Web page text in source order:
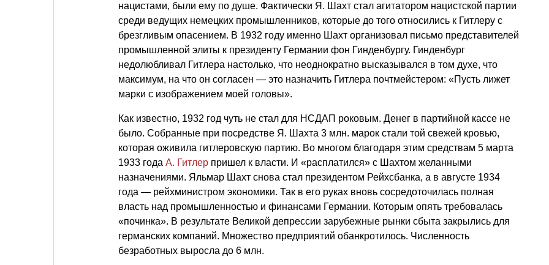
нацистами, были ему по душе. Фактически Я. Шахт стал агитатором нацистской партии
среди ведущих немецких промышленников, которые до того относились к Гитлеру с
брезгливым опасением. В 1932 году именно Шахт организовал письмо представителей
промышленной элиты к президенту Германии фон Гинденбургу. Гинденбург
недолюбливал Гитлера настолько, что неоднократно высказывался в том духе, что
максимум, на что он согласен — это назначить Гитлера почтмейстером: «Пусть лижет
марки с изображением моей головы».
Как известно, 1932 год чуть не стал для НСДАП роковым. Денег в партийной кассе не
было. Собранные при посредстве Я. Шахта 3 млн. марок стали той свежей кровью,
которая оживила гитлеровскую партию. Во многом благодаря этим средствам 5 марта
1933 года А. Гитлер пришел к власти. И «расплатился» с Шахтом желанными
назначениями. Яльмар Шахт снова стал президентом Рейхсбанка, а в августе 1934
года — рейхминистром экономики. Так в его руках вновь сосредоточилась полная
власть над промышленностью и финансами Германии. Которым опять требовалась
«починка». В результате Великой депрессии зарубежные рынки сбыта закрылись для
германских компаний. Множество предприятий обанкротилось. Численность
безработных выросла до 6 млн.